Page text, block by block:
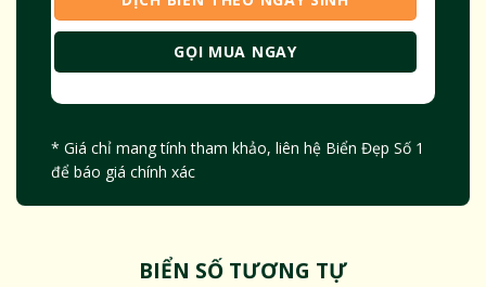
GỌI MUA NGAY
* Giá chỉ mang tính tham khảo, liên hệ Biển Đẹp Số 1
để báo giá chính xác
BIỂN SỐ TƯƠNG TỰ